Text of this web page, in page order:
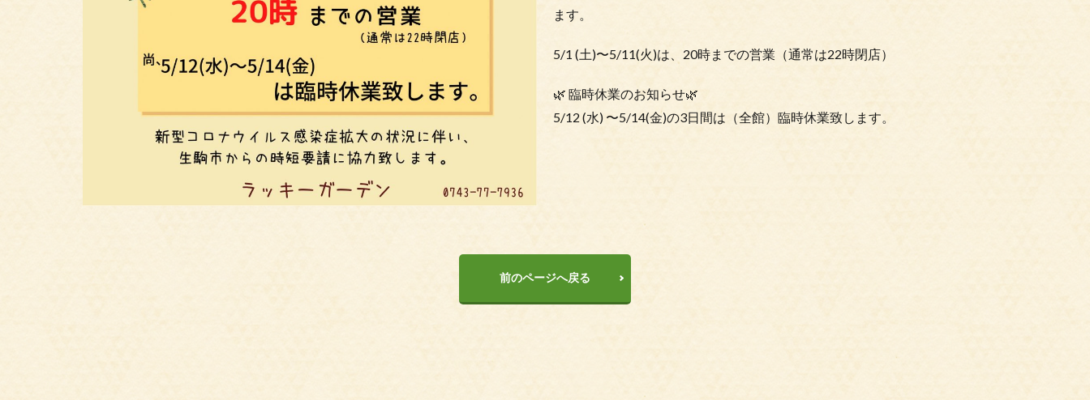
ます。
5/1 (土)〜5/11(火)は、20時までの営業（通常は22時閉店）
🌿 臨時休業のお知らせ🌿
5/12 (水) 〜5/14(金)の3日間は（全館）臨時休業致します。
前のページへ戻る